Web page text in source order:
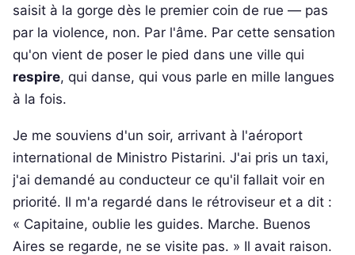
saisit à la gorge dès le premier coin de rue — pas
par la violence, non. Par l'âme. Par cette sensation
qu'on vient de poser le pied dans une ville qui
respire, qui danse, qui vous parle en mille langues
à la fois.
Je me souviens d'un soir, arrivant à l'aéroport
international de Ministro Pistarini. J'ai pris un taxi,
j'ai demandé au conducteur ce qu'il fallait voir en
priorité. Il m'a regardé dans le rétroviseur et a dit :
« Capitaine, oublie les guides. Marche. Buenos
Aires se regarde, ne se visite pas. » Il avait raison.